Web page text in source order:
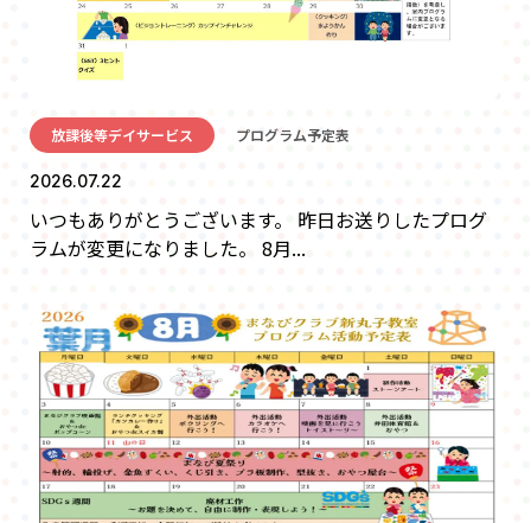
放課後等デイサービス プログラム予定表
2026.07.22
いつもありがとうございます。 昨日お送りしたプログ
ラムが変更になりました。 8月...